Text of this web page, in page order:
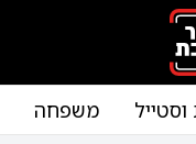
משפחה